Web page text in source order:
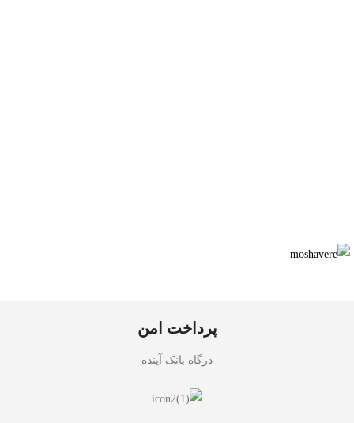
پرداخت امن
درگاه بانک آینده